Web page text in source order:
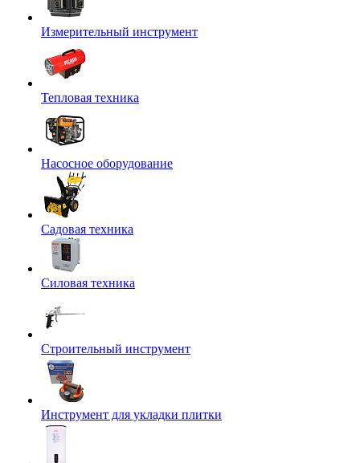
Измерительный инструмент
Тепловая техника
Насосное оборудование
Садовая техника
Силовая техника
Строительный инструмент
Инструмент для укладки плитки